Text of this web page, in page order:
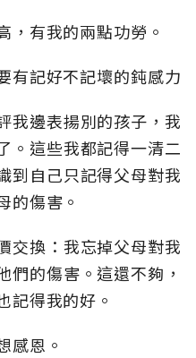
，有我的兩點功勞。
有記好不記壞的鈍感力
我邊表揚別的孩子，我
。這些我都記得一清二
到自己只記得父母對我
的傷害。
交換：我忘掉父母對我
們的傷害。這還不夠，
記得我的好。
感恩。